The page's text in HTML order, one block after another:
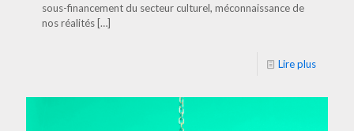
sous-financement du secteur culturel, méconnaissance de
nos réalités[…]
Lire plus